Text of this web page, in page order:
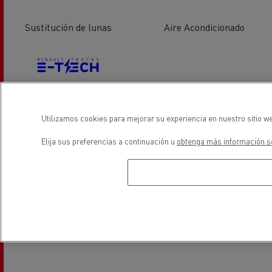
Sustitución de lunas Aire Acondicionado
Vehiculos eléctricos
Utilizamos cookies para mejorar su experiencia en nuestro sitio
Elija sus preferencias a continuación u obtenga más información